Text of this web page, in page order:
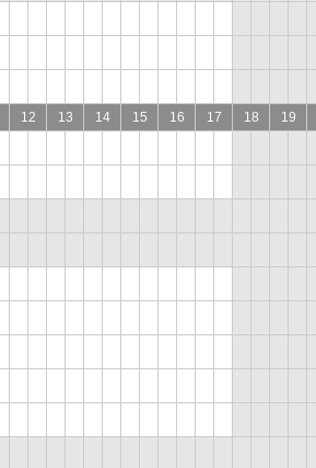
12 13 14 15 16 17 18 19